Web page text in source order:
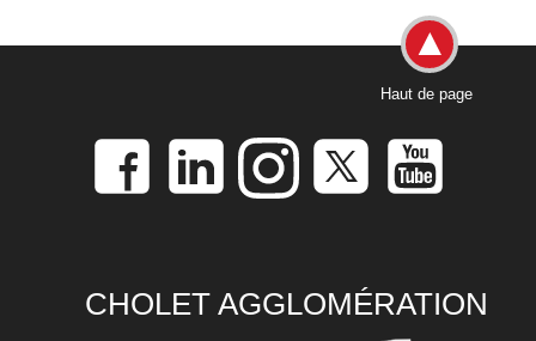
Haut de page
CHOLET AGGLOMÉRATION